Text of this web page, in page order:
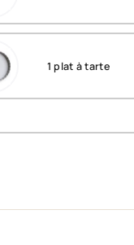
1 plat à tarte